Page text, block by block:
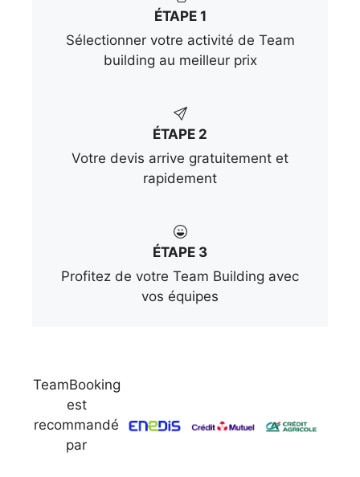
ÉTAPE 1
Sélectionner votre activité de Team
building au meilleur prix
ÉTAPE 2
Votre devis arrive gratuitement et
rapidement
ÉTAPE 3
Profitez de votre Team Building avec
vos équipes
TeamBooking
est
recommandé
par